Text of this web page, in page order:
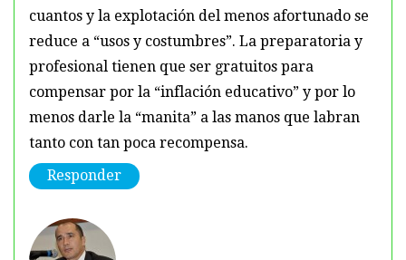
cuantos y la explotación del menos afortunado se
reduce a “usos y costumbres”. La preparatoria y
profesional tienen que ser gratuitos para
compensar por la “inflación educativo” y por lo
menos darle la “manita” a las manos que labran
tanto con tan poca recompensa.
Responder